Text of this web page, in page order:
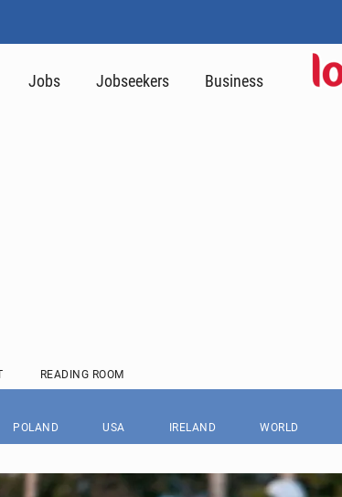
Jobs Jobseekers Business
READING ROOM
POLAND USA IRELAND WORLD